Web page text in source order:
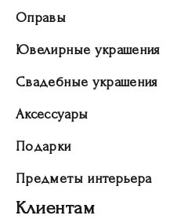
Оправы
Ювелирные украшения
Свадебные украшения
Аксессуары
Подарки
Предметы интерьера
Клиентам